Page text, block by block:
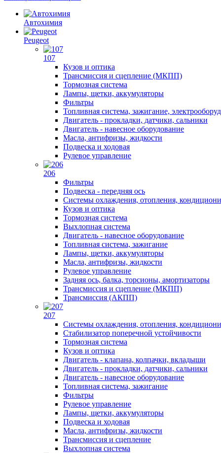
Автохимия
Peugeot
107
Кузов и оптика
Трансмиссия и сцепление (МКПП)
Тормозная система
Лампы, щетки, аккумуляторы
Фильтры
Топливная система, зажигание,
Двигатель - прокладки, датчики, сальники
Двигатель - навесное оборудование
Масла, антифризы, жидкости
Подвеска и ходовая
Рулевое управление
206
Фильтры
Подвеска - передняя ось
Системы охлаждения, отопления,
Кузов и оптика
Тормозная система
Выхлопная система
Двигатель - навесное оборудование
Топливная система, зажигание
Лампы, щетки, аккумуляторы
Масла, антифризы, жидкости
Рулевое управление
Задняя ось, балка, торсионы, амортизаторы
Трансмиссия и сцепление (МКПП)
Трансмиссия (АКПП)
207
Системы охлаждения, отопления,
Стабилизатор поперечной устойчивости
Тормозная система
Кузов и оптика
Двигатель - клапана, колпачки, вкладыши
Двигатель - прокладки, датчики, сальники
Двигатель - навесное оборудование
Топливная система, зажигание
Фильтры
Рулевое управление
Лампы, щетки, аккумуляторы
Подвеска и ходовая
Масла, антифризы, жидкости
Трансмиссия и сцепление
Выхлопная система